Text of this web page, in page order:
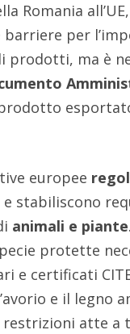
Romania
per
prodotti, ma è
europee
e stabiliscono
animali e piante
protette
e certificati
e il legno
atte a